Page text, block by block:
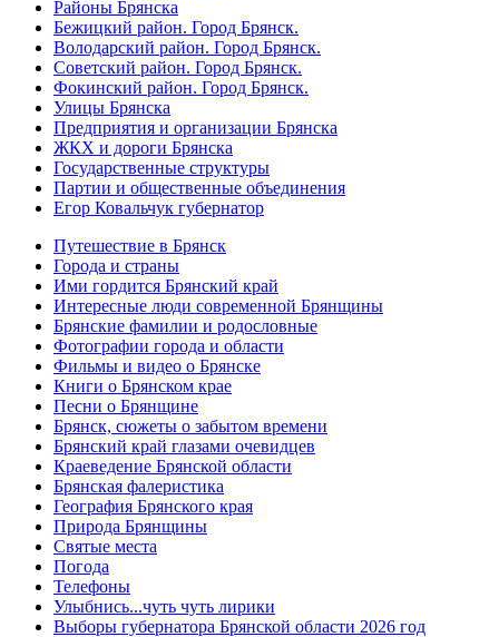
Районы Брянска
Бежицкий район. Город Брянск.
Володарский район. Город Брянск.
Советский район. Город Брянск.
Фокинский район. Город Брянск.
Улицы Брянска
Предприятия и организации Брянска
ЖКХ и дороги Брянска
Государственные структуры
Партии и общественные объединения
Егор Ковальчук губернатор
Путешествие в Брянск
Города и страны
Ими гордится Брянский край
Интересные люди современной Брянщины
Брянские фамилии и родословные
Фотографии города и области
Фильмы и видео о Брянске
Книги о Брянском крае
Песни о Брянщине
Брянск, сюжеты о забытом времени
Брянский край глазами очевидцев
Краеведение Брянской области
Брянская фалеристика
География Брянского края
Природа Брянщины
Святые места
Погода
Телефоны
Улыбнись...чуть чуть лирики
Выборы губернатора Брянской области 2026 год